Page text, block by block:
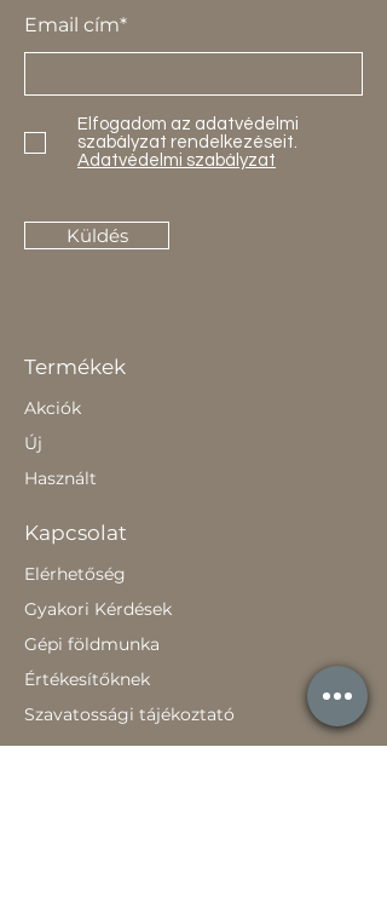
Email cím*
Elfogadom az adatvédelmi
szabályzat rendelkezéseit.
Adatvédelmi szabályzat
Küldés
Termékek
Akciók
Új
Használt
Kapcsolat
Elérhetőség
Gyakori Kérdések
Gépi földmunka
Értékesítőknek
Szavatossági tájékoztató